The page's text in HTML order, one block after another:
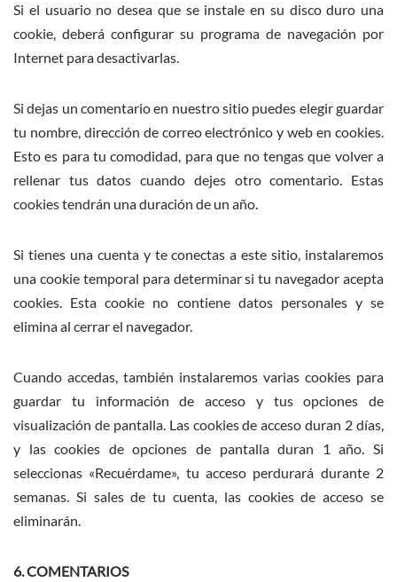
Si el usuario no desea que se instale en su disco duro una
cookie, deberá configurar su programa de navegación por
Internet para desactivarlas.
Si dejas un comentario en nuestro sitio puedes elegir guardar
tu nombre, dirección de correo electrónico y web en cookies.
Esto es para tu comodidad, para que no tengas que volver a
rellenar tus datos cuando dejes otro comentario. Estas
cookies tendrán una duración de un año.
Si tienes una cuenta y te conectas a este sitio, instalaremos
una cookie temporal para determinar si tu navegador acepta
cookies. Esta cookie no contiene datos personales y se
elimina al cerrar el navegador.
Cuando accedas, también instalaremos varias cookies para
guardar tu información de acceso y tus opciones de
visualización de pantalla. Las cookies de acceso duran 2 días,
y las cookies de opciones de pantalla duran 1 año. Si
seleccionas «Recuérdame», tu acceso perdurará durante 2
semanas. Si sales de tu cuenta, las cookies de acceso se
eliminarán.
6. COMENTARIOS